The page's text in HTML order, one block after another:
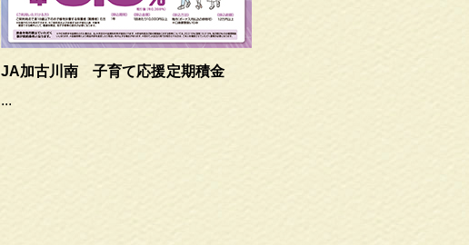
JA加古川南 子育て応援定期積金
...